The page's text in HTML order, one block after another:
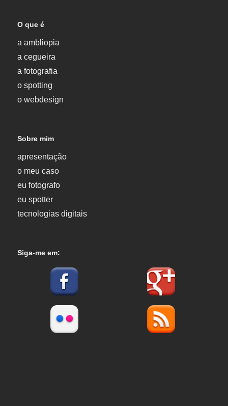
O que é
a ambliopia
a cegueira
a fotografia
o spotting
o webdesign
Sobre mim
apresentação
o meu caso
eu fotografo
eu spotter
tecnologias digitais
Siga-me em: